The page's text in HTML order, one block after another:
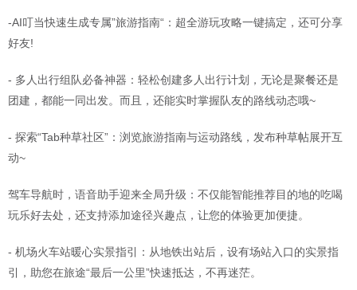
-AI叮当快速生成专属”旅游指南“：超全游玩攻略一键搞定，还可分享
好友!
- 多人出行组队必备神器：轻松创建多人出行计划，无论是聚餐还是
团建，都能一同出发。而且，还能实时掌握队友的路线动态哦~
- 探索“Tab种草社区”：浏览旅游指南与运动路线，发布种草帖展开互
动~
驾车导航时，语音助手迎来全局升级：不仅能智能推荐目的地的吃喝
玩乐好去处，还支持添加途径兴趣点，让您的体验更加便捷。
- 机场火车站暖心实景指引：从地铁出站后，设有场站入口的实景指
引，助您在旅途“最后一公里”快速抵达，不再迷茫。